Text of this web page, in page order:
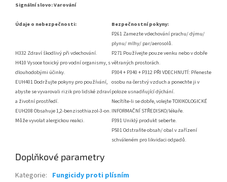
Signální slovo: Varování
Údaje o nebezpečnosti: Bezpečnostní pokyny:
H332 Zdraví škodlivý při vdechování.
H410 Vysoce toxický pro vodní organismy, s
dlouhodobými účinky.
EUH401 Dodržujte pokyny pro používání,
abyste se vyvarovali rizik pro lidské zdraví
a životní prostředí.
EUH208 Obsahuje 1,2-benzisothiazol-3-on.
Může vyvolat alergickou reakci.
P261 Zamezte vdechování prachu/ dýmu/
plynu/ mlhy/ par/aerosolů.
P271 Používejte pouze venku nebo v dobře
větraných prostorách.
P304 + P340 + P312 PŘI VDECHNUTÍ: Přeneste
osobu na čerstvý vzduch a ponechte ji v
poloze usnadňující dýchání.
Necítíte-li se dobře, volejte TOXIKOLOGICKÉ
INFORMAČNÍ STŘEDISKO/lékaře.
P391 Uniklý produkt seberte.
P501 Odstraňte obsah/ obal v zařízení
schváleném pro likvidaci odpadů.
Doplňkové parametry
Kategorie: Fungicidy proti plísním